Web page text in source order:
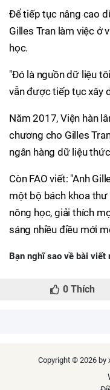
Để tiếp tục nâng cao
Gilles Tran làm việc ở
học.
"Đó là nguồn dữ liệu
vẫn được tiếp tục xây
Năm 2017, Viện hàn
chương cho Gilles
ngân hàng dữ liệu
Còn FAO viết: "Anh
một bộ bách khoa
nông học, giải thích
sáng nhiều điều mới
Bạn nghĩ sao về bài viết
0 Thích
Copyright © 2026 by